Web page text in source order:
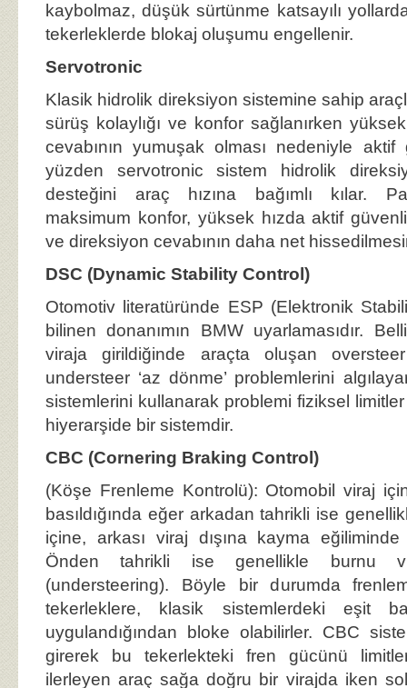
kaybolmaz, düşük sürtünme katsayılı
tekerleklerde blokaj oluşumu engellenir.
Servotronic
Klasik hidrolik direksiyon sistemine sahip
sürüş kolaylığı ve konfor sağlanırken
cevabının yumuşak olması nedeniyle aktif
yüzden servotronic sistem hidrolik
desteğini araç hızına bağımlı kılar.
maksimum konfor, yüksek hızda aktif
ve direksiyon cevabının daha net
DSC (Dynamic Stability Control)
Otomotiv literatüründe ESP (Elektronik
bilinen donanımın BMW uyarlamasıdır.
viraja girildiğinde araçta oluşan oversteer
understeer ‘az dönme’ problemlerini
sistemlerini kullanarak problemi fiziksel
hiyerarşide bir sistemdir.
CBC (Cornering Braking Control)
(Köşe Frenleme Kontrolü): Otomobil viraj
basıldığında eğer arkadan tahrikli ise
içine, arkası viraj dışına kayma
Önden tahrikli ise genellikle burnu
(understeering). Böyle bir durumda
tekerleklere, klasik sistemlerdeki eşit
uygulandığından bloke olabilirler. CBC
girerek bu tekerlekteki fren gücünü
ilerleyen araç sağa doğru bir virajda iken